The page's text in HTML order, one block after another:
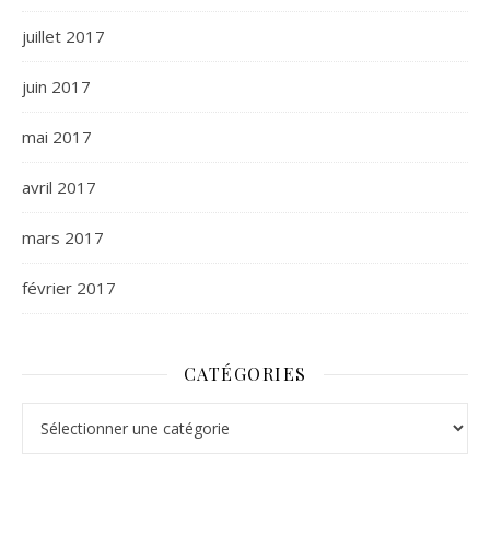
juillet 2017
juin 2017
mai 2017
avril 2017
mars 2017
février 2017
CATÉGORIES